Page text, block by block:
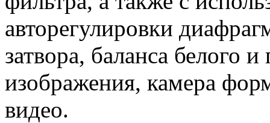
авторегулировки
затвора, баланса белого
изображения, камера
видео.